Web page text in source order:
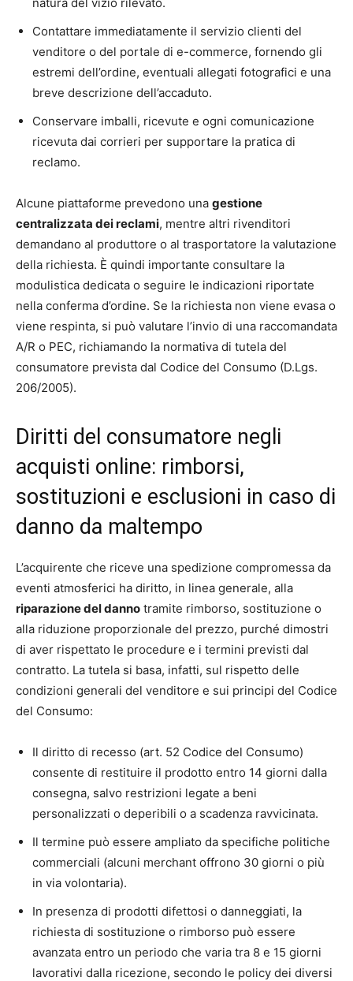
Contattare immediatamente il servizio clienti del
venditore o del portale di e-commerce, fornendo gli
estremi dell’ordine, eventuali allegati fotografici e una
breve descrizione dell’accaduto.
Conservare imballi, ricevute e ogni comunicazione
ricevuta dai corrieri per supportare la pratica di
reclamo.
Alcune piattaforme prevedono una gestione
centralizzata dei reclami, mentre altri rivenditori
demandano al produttore o al trasportatore la valutazione
della richiesta. È quindi importante consultare la
modulistica dedicata o seguire le indicazioni riportate
nella conferma d’ordine. Se la richiesta non viene evasa o
viene respinta, si può valutare l’invio di una raccomandata
A/R o PEC, richiamando la normativa di tutela del
consumatore prevista dal Codice del Consumo (D.Lgs.
206/2005).
Diritti del consumatore negli
acquisti online: rimborsi,
sostituzioni e esclusioni in caso di
danno da maltempo
L’acquirente che riceve una spedizione compromessa da
eventi atmosferici ha diritto, in linea generale, alla
riparazione del danno tramite rimborso, sostituzione o
alla riduzione proporzionale del prezzo, purché dimostri
di aver rispettato le procedure e i termini previsti dal
contratto. La tutela si basa, infatti, sul rispetto delle
condizioni generali del venditore e sui principi del Codice
del Consumo:
Il diritto di recesso (art. 52 Codice del Consumo)
consente di restituire il prodotto entro 14 giorni dalla
consegna, salvo restrizioni legate a beni
personalizzati o deperibili o a scadenza ravvicinata.
Il termine può essere ampliato da specifiche politiche
commerciali (alcuni merchant offrono 30 giorni o più
in via volontaria).
In presenza di prodotti difettosi o danneggiati, la
richiesta di sostituzione o rimborso può essere
avanzata entro un periodo che varia tra 8 e 15 giorni
lavorativi dalla ricezione, secondo le policy dei diversi